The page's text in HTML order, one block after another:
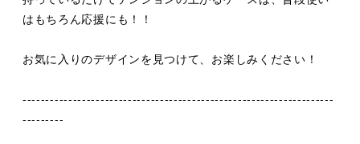
はもちろん応援にも！！
お気に入りのデザインを見つけて、お楽しみください！
--------------------------------------------------------------------
---------